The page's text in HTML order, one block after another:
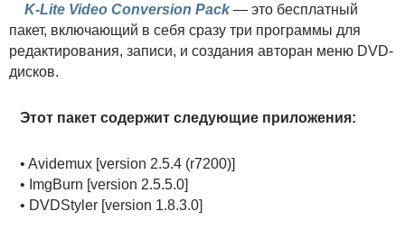
K-Lite Video Conversion Pack— это бесплатный
пакет, включающий в себя сразу три программы для
редактирования, записи, и создания авторан меню DVD-
дисков.
Этот пакет содержит следующие приложения:
• Avidemux [version 2.5.4 (r7200)]
• ImgBurn [version 2.5.5.0]
• DVDStyler [version 1.8.3.0]